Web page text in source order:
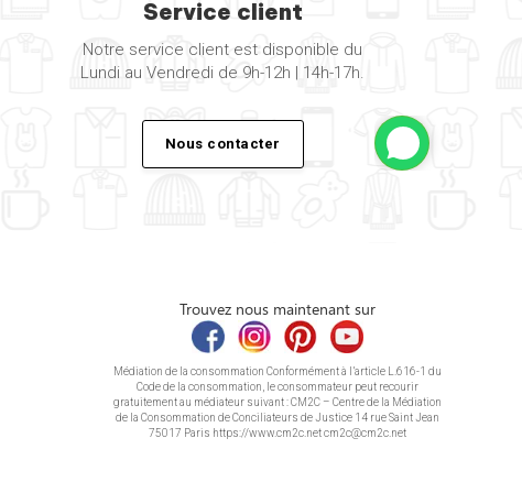
Service client
Notre service client est disponible du
Lundi au Vendredi de 9h-12h | 14h-17h.
Nous contacter
Trouvez nous maintenant sur
Médiation de la consommation Conformément à l’article L.616-1 du
Code de la consommation, le consommateur peut recourir
gratuitement au médiateur suivant : CM2C – Centre de la Médiation
de la Consommation de Conciliateurs de Justice 14 rue Saint Jean
75017 Paris https://www.cm2c.net cm2c@cm2c.net